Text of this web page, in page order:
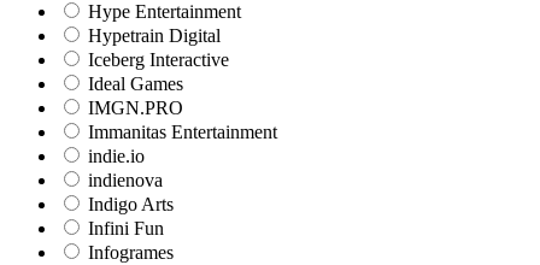
Hype Entertainment
Hypetrain Digital
Iceberg Interactive
Ideal Games
IMGN.PRO
Immanitas Entertainment
indie.io
indienova
Indigo Arts
Infini Fun
Infogrames